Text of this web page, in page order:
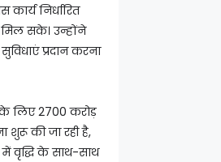
निर्धारित
मिल सके। उन्होंने
प्रदान करना
लिए 2700 करोड़
शुरू की जा रही है,
में वृद्धि के साथ-साथ